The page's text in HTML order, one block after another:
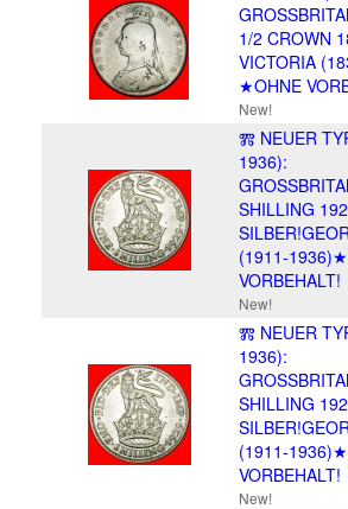
1/2 CROWN
VICTORIA
★OHNE
New!
Ⰿ NEUER
1936):
SHILLING
(1911-
VORBEHALT!
New!
Ⰿ NEUER
1936):
SHILLING
(1911-
VORBEHALT!
New!